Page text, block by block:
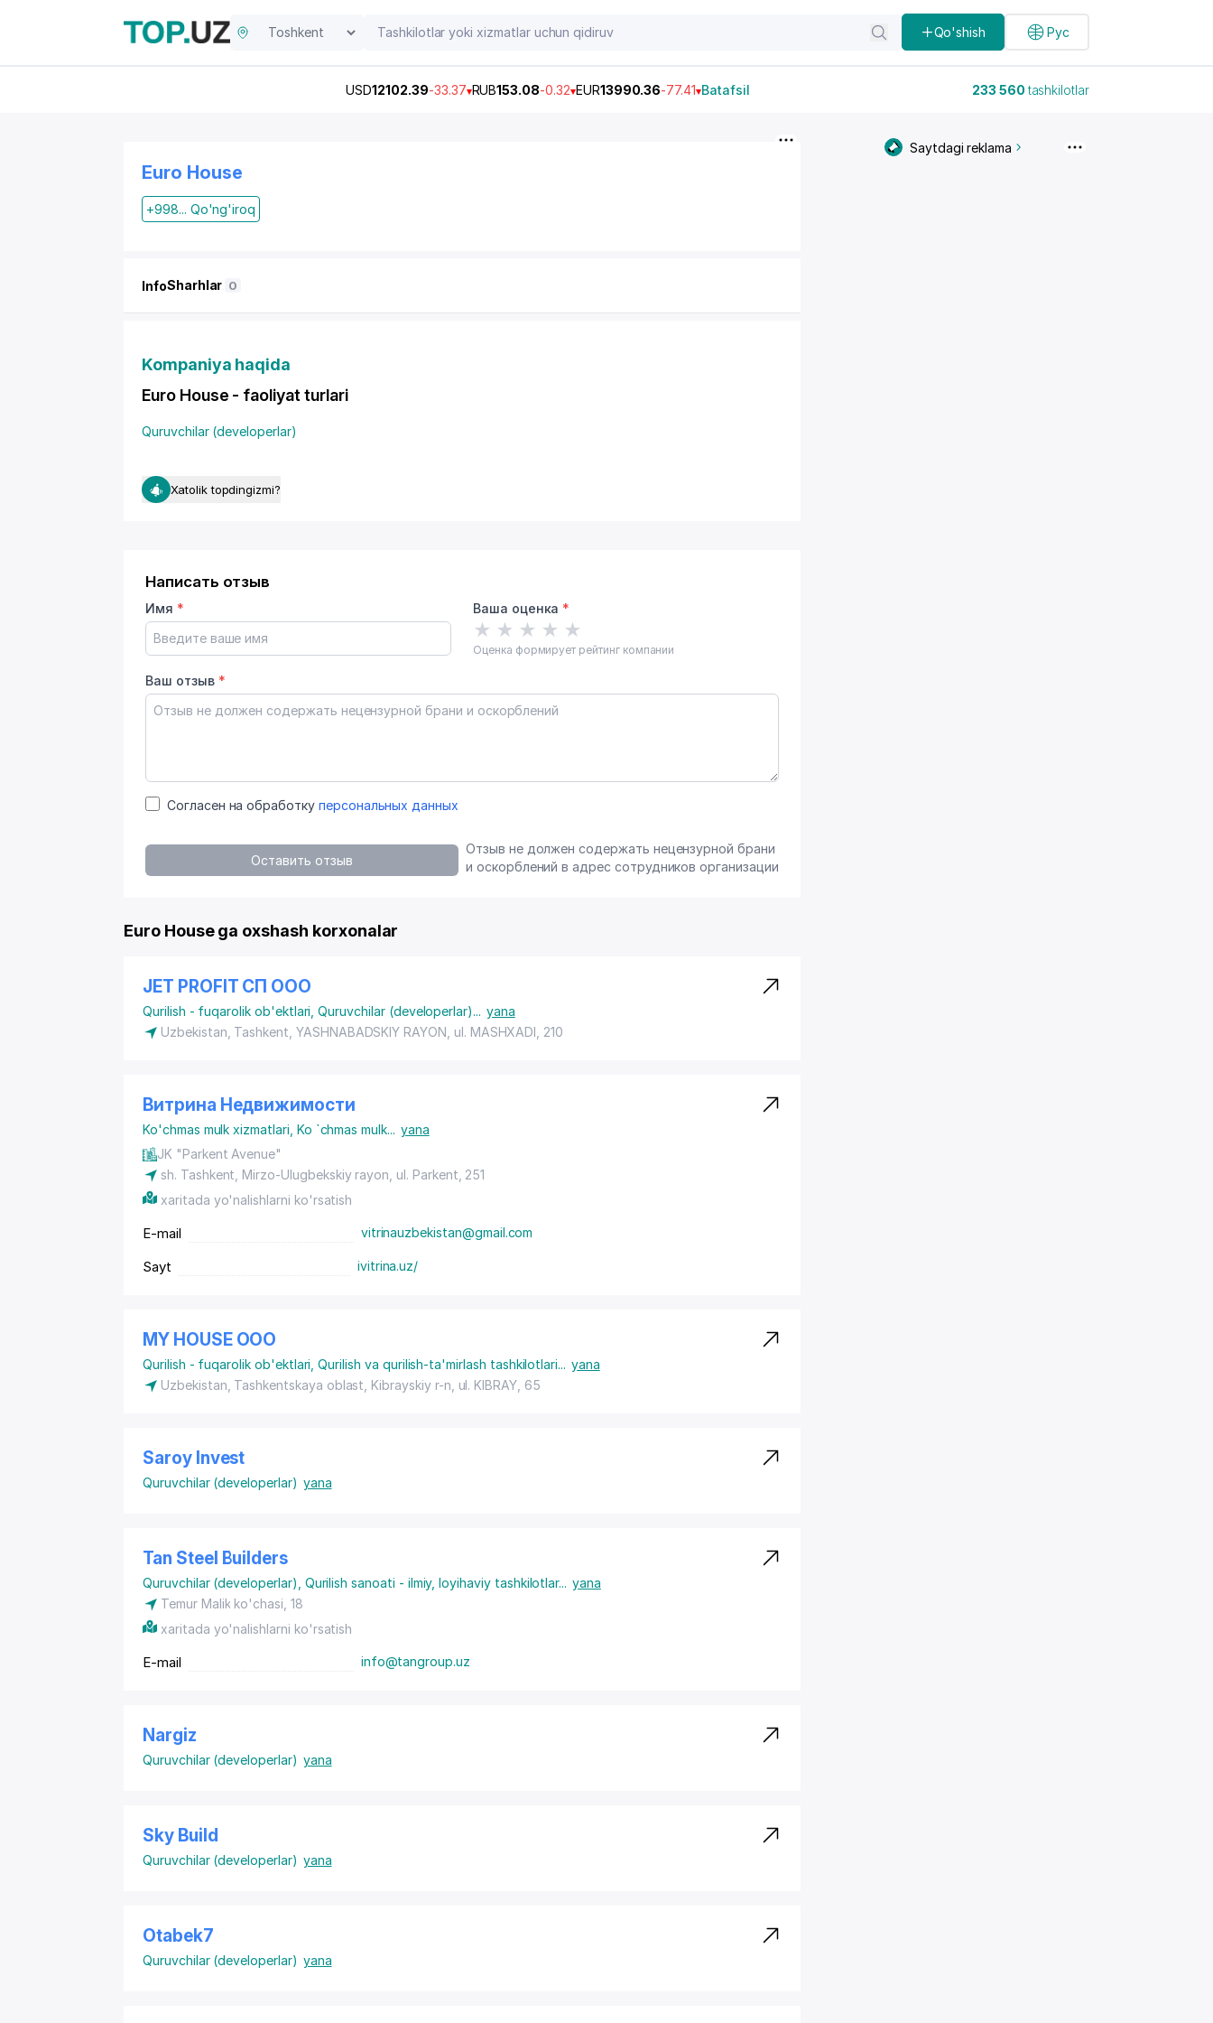
Qo'shish Рус
USD12102.39-33.37 RUB153.08-0.32 EUR13990.36-77.41 Batafsil 233 560tashkilotlar
Euro House
+998... Qo'ng'iroq
InfoSharhlar 0
Kompaniya haqida
Euro House - faoliyat turlari
Quruvchilar (developerlar)
Xatolik topdingizmi?
Написать отзыв
Имя * Ваша оценка *
★ ★ ★ ★ ★
Оценка формирует рейтинг компании
Ваш отзыв *
Согласен на обработку персональных данных
Оставить отзыв
Отзыв не должен содержать нецензурной брани
и оскорблений в адрес сотрудников организации
Euro House ga oxshash korxonalar
JET PROFIT СП ООО
Qurilish - fuqarolik ob'ektlari ,Quruvchilar (developerlar)... yana
Uzbekistan, Tashkent, YASHNABADSKIY RAYON , ul. MASHXADI, 210
Витрина Недвижимости
Ko'chmas mulk xizmatlari Ko `chmas mulk... yana
JK "Parkent Avenue"
sh. Tashkent, Mirzo-Ulugbekskiy rayon , ul. Parkent, 251
xaritada yo'nalishlarni ko'rsatish
E-mail vitrinauzbekistan@gmail.com
Sayt ivitrina.uz/
MY HOUSE ООО
Qurilish - fuqarolik ob'ektlari ,Qurilish va qurilish-ta'mirlash tashkilotlari... yana
Uzbekistan, Tashkentskaya oblast, Kibrayskiy r-n, ul. KIBRAY , 65
Saroy Invest
Quruvchilar (developerlar) yana
Tan Steel Builders
Quruvchilar (developerlar) Qurilish sanoati - ilmiy, loyihaviy tashkilotlar... yana
Temur Malik ko'chasi, 18
xaritada yo'nalishlarni ko'rsatish
E-mail info@tangroup.uz
Nargiz
Quruvchilar (developerlar) yana
Sky Build
Quruvchilar (developerlar) yana
Otabek7
Quruvchilar (developerlar) yana
Saytdagi reklama